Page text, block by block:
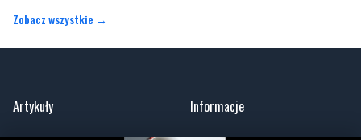
Zobacz wszystkie →
Artykuły Informacje